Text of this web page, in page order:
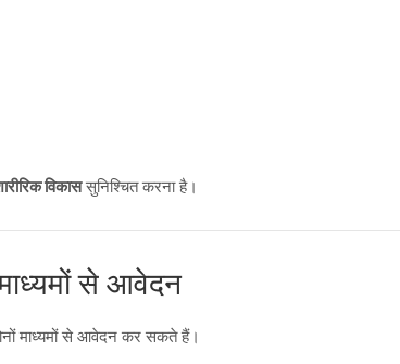
विकाससुनिश्चित करना है।
से आवेदन
माध्यमों से आवेदन कर सकते हैं।